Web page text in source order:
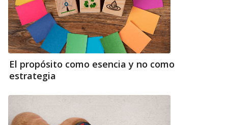
El propósito como esencia y no como
estrategia